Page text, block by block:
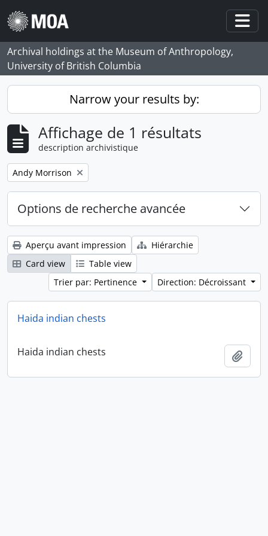
Skip to main content
Archival holdings at the Museum of Anthropology,
University of British Columbia
Narrow your results by:
Affichage de 1 résultats
description archivistique
Remove filter:
Andy Morrison
Options de recherche avancée
Aperçu avant impression
Hiérarchie
Card view
Table view
Trier par: Pertinence
Direction: Décroissant
Haida indian chests
Haida indian chests